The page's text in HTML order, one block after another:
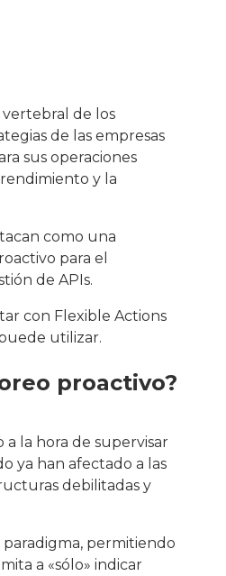
de los
de las empresas
sus operaciones
y la
como una
para el
de APIs.
con Flexible Actions
utilizar.
proactivo?
la hora de supervisar
ya han afectado a las
debilitadas y
permitiendo
a «sólo» indicar